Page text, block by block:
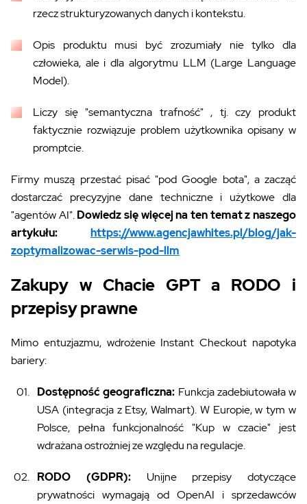
rzeczstrukturyzowanych danych i kontekstu.
Opis produktu musi być zrozumiały nie tylko dla
człowieka, ale i dla algorytmu LLM (Large Language
Model).
Liczy się "semantyczna trafność" , tj. czy produkt
faktycznie rozwiązuje problem użytkownika opisany w
promptcie.
Firmy muszą przestać pisać "pod Google bota", a zacząć
dostarczać precyzyjne dane techniczne i użytkowe dla
"agentów AI".Dowiedz się więcej na ten temat z naszego
artykułu: https://www.agencjawhites.pl/blog/jak-
zoptymalizowac-serwis-pod-llm
Zakupy w Chacie GPT a RODO i
przepisy prawne
Mimo entuzjazmu, wdrożenie Instant Checkout napotyka
bariery:
Dostępność geograficzna: Funkcja zadebiutowała w
USA (integracja z Etsy, Walmart). W Europie, w tym w
Polsce, pełna funkcjonalność "Kup w czacie" jest
wdrażana ostrożniej ze względu na regulacje.
RODO (GDPR):Unijne przepisy dotyczące
prywatności wymagają od OpenAI i sprzedawców